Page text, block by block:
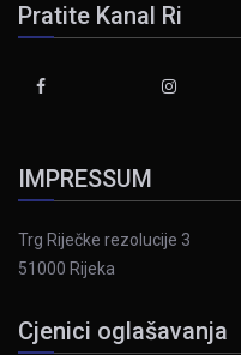
Pratite Kanal Ri
IMPRESSUM
Trg Riječke rezolucije 3
51000 Rijeka
Cjenici oglašavanja